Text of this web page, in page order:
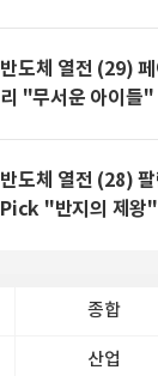
반도체 열전 (29)
리 "무서운 아이들"
반도체 열전 (28)
Pick "반지의 제왕"
종합
산업